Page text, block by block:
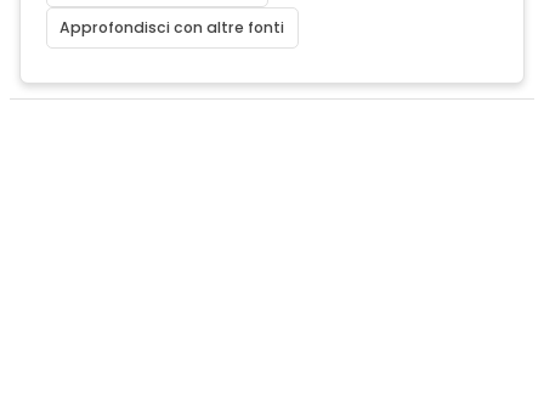
Approfondisci con altre fonti